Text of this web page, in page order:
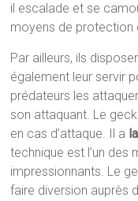
il escalade et se
moyens de protection
Par ailleurs, ils
également leur servir
prédateurs les
son attaquant. Le
en cas d’attaque. Il a
technique est l’un des
impressionnants. Le
faire diversion auprès